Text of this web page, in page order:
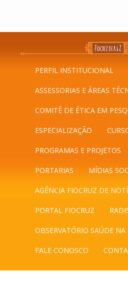
PERFIL INSTITUCIONAL
ASSESSORIAS E ÁREAS
COMITÊ DE ÉTICA EM
ESPECIALIZAÇÃO
PROGRAMAS E PROJETOS
PORTARIAS MÍDIAS
AGÊNCIA FIOCRUZ DE
PORTAL FIOCRUZ
OBSERVATÓRIO SAÚDE
FALE CONOSCO